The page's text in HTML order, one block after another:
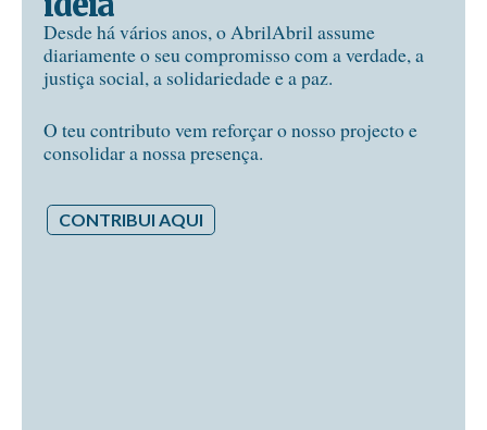
Desde há vários anos, o AbrilAbril assume
diariamente o seu compromisso com a verdade, a
justiça social, a solidariedade e a paz.
O teu contributo vem reforçar o nosso projecto e
consolidar a nossa presença.
CONTRIBUI AQUI